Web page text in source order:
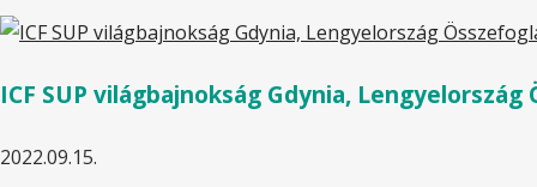
ICF SUP világbajnokság Gdynia, Lengyelország
2022.09.15.